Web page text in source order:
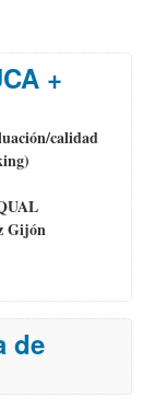
+
calidad
Gijón
de